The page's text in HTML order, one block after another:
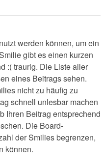
werden können, um ein
gibt es einen kurzen
:( traurig. Die Liste aller
eines Beitrags sehen.
nicht zu häufig zu
schnell unlesbar machen
Ihren Beitrag entsprechend
Die Board-
der Smilies begrenzen,
können.